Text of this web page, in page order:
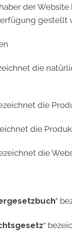
der
gestellt
die
die
die
die
“
“